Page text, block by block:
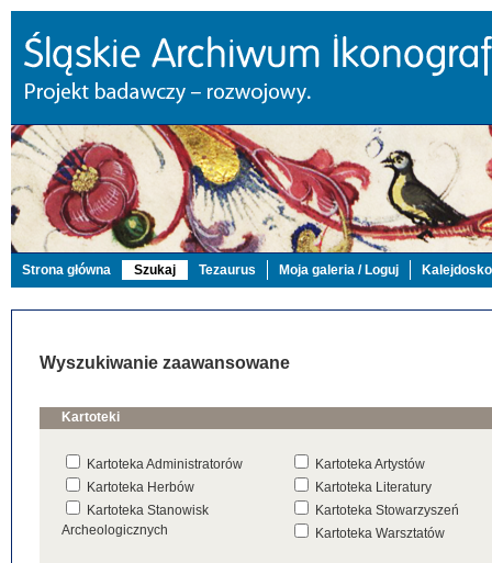
Strona główna Szukaj Tezaurus Moja galeria / Loguj
Wyszukiwanie zaawansowane
Kartoteki
Kartoteka Administratorów
Kartoteka Artystów
Kartoteka Herbów
Kartoteka Literatury
Kartoteka Stanowisk
Archeologicznych
Kartoteka Stowarzyszeń
Kartoteka Warsztatów